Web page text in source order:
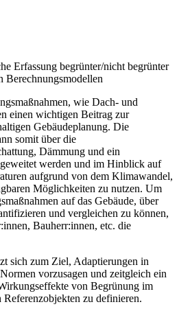
Erfassung begrünter/nicht begrünter
Berechnungsmodellen
wie Dach- und
einen wichtigen Beitrag zur
Gebäudeplanung. Die
somit über die
Dämmung und ein
werden und im Hinblick auf
aufgrund von dem Klimawandel,
Möglichkeiten zu nutzen. Um
auf das Gebäude, über
und vergleichen zu können,
Bauherr:innen, etc. die
sich zum Ziel, Adaptierungen in
vorzusagen und zeitgleich ein
von Begrünung im
zu definieren.